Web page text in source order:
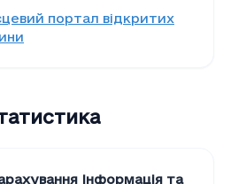
портал відкритих
Iнформацiя та